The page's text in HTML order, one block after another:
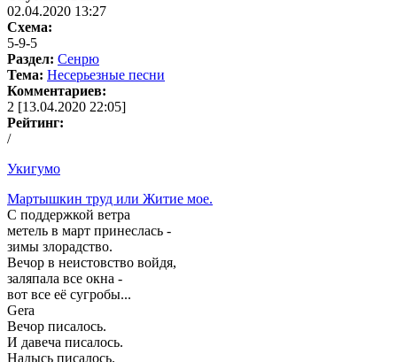
02.04.2020 13:27
Схема:
5-9-5
Раздел: Сенрю
Тема: Несерьезные песни
Комментариев:
2 [13.04.2020 22:05]
Рейтинг:
/
Укигумо
Мартышкин труд или Житие мое.
С поддержкой ветра
метель в март принеслась -
зимы злорадство.
Вечор в неистовство войдя,
заляпала все окна -
вот все её сугробы...
Gera
Вечор писалось.
И давеча писалось.
Надысь писалось.